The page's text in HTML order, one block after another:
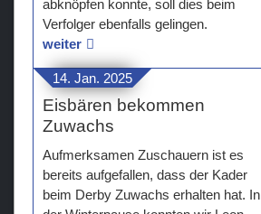
abknöpfen konnte, soll dies beim
Verfolger ebenfalls gelingen.
weiter
14. Jan. 2025
Eisbären bekommen
Zuwachs
Aufmerksamen Zuschauern ist es
bereits aufgefallen, dass der Kader
beim Derby Zuwachs erhalten hat. In